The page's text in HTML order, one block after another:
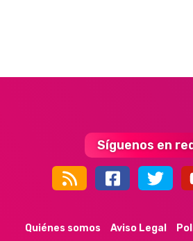
Síguenos en
Quiénes somos Aviso Legal